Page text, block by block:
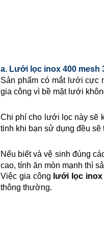
a. Lưới lọc inox 400 mesh
Sản phẩm có mắt lưới cực
gia công vì bề mặt lưới
Chi phí cho lưới lọc này sẽ
tinh khi bạn sử dụng đều sẽ
Nếu biết và vệ sinh đúng
cao, tính ăn mòn mạnh thì
Việc gia công lưới lọc inox
thông thường.